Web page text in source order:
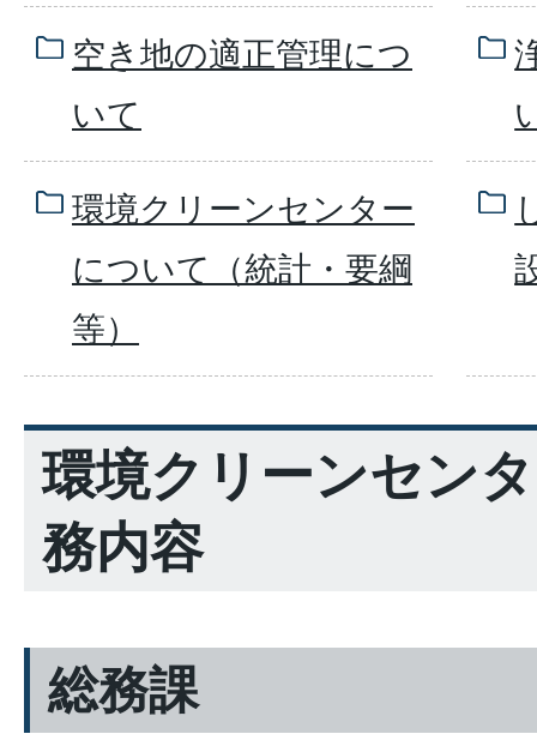
空き地の適正管理につ
いて
環境クリーンセンター
について（統計・要綱
等）
環境クリーンセン
務内容
総務課